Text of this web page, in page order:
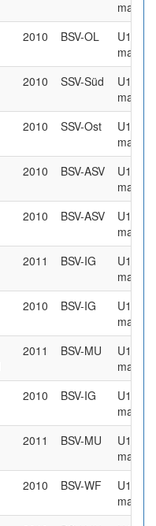
2010 BSV-OL
U16
2010 SSV-Süd
U16
2010 SSV-Ost
U16
2010 BSV-ASV
U16
2010 BSV-ASV
U16
2011 BSV-IG
U16
2010 BSV-IG
U16
2011 BSV-MU
U16
2010 BSV-IG
U16
2011 BSV-MU
U16
2010 BSV-WF
U16